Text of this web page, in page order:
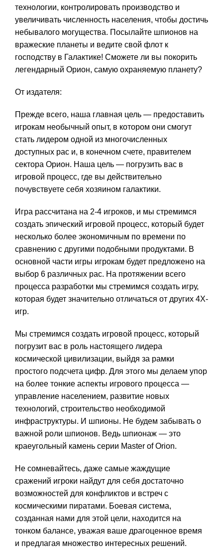
я
часть
из
4
технологии, контролировать производство и
увеличивать численность населения, чтобы достичь
небывалого могущества. Посылайте шпионов на
вражеские планеты и ведите свой флот к
господству в Галактике! Сможете ли вы покорить
легендарный Орион, самую охраняемую планету?
От издателя:
Прежде всего, наша главная цель — предоставить
игрокам необычный опыт, в котором они смогут
стать лидером одной из многочисленных
доступных рас и, в конечном счете, правителем
сектора Орион. Наша цель — погрузить вас в
игровой процесс, где вы действительно
почувствуете себя хозяином галактики.
Игра рассчитана на 2-4 игроков, и мы стремимся
создать эпический игровой процесс, который будет
несколько более экономичным по времени по
сравнению с другими подобными продуктами. В
основной части игры игрокам будет предложено на
выбор 6 различных рас. На протяжении всего
процесса разработки мы стремимся создать игру,
которая будет значительно отличаться от других 4X-
игр.
Мы стремимся создать игровой процесс, который
погрузит вас в роль настоящего лидера
космической цивилизации, выйдя за рамки
простого подсчета цифр. Для этого мы делаем упор
на более тонкие аспекты игрового процесса —
управление населением, развитие новых
технологий, строительство необходимой
инфраструктуры. И шпионы. Не будем забывать о
важной роли шпионов. Ведь шпионаж — это
краеугольный камень серии Master of Orion.
Не сомневайтесь, даже самые жаждущие
сражений игроки найдут для себя достаточно
возможностей для конфликтов и встреч с
космическими пиратами. Боевая система,
созданная нами для этой цели, находится на
тонком балансе, уважая ваше драгоценное время
и предлагая множество интересных решений.